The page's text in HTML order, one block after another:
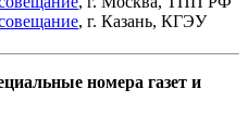
, г. Казань, КГЭУ
номера газет и